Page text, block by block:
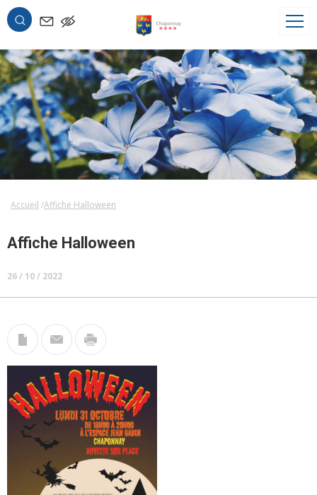
OK
Accueil Affiche Halloween
Affiche Halloween
26 / 10 / 2022